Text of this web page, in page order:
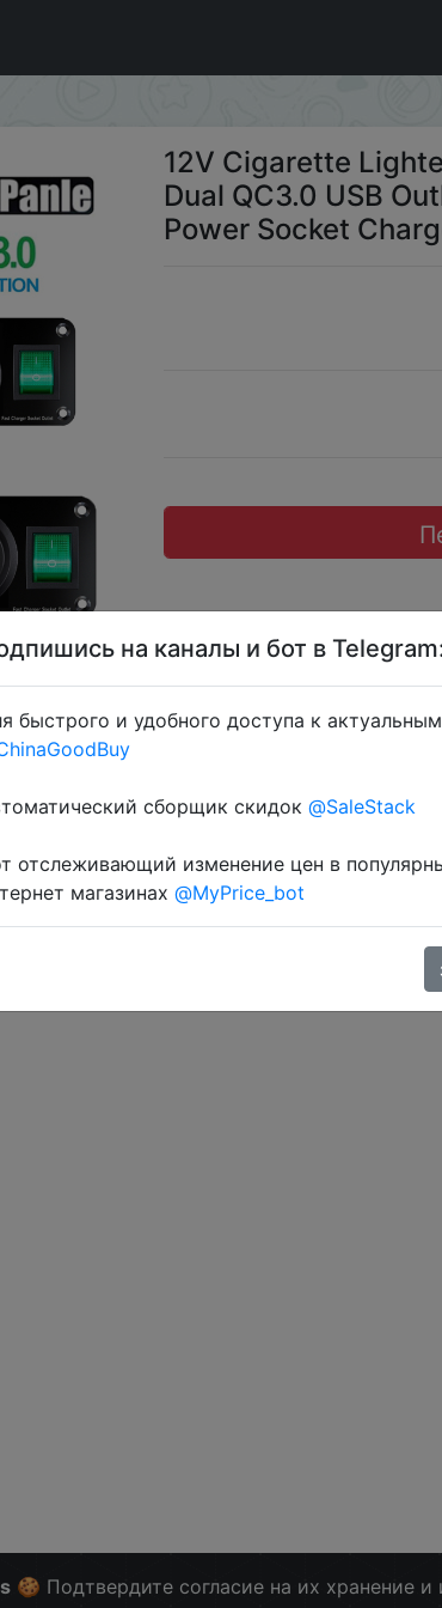
Car Dual QC3.0 USB Outlet Panel for RV
12V Cigarette
Dual QC3.0 USB
Power Socket
+ знижка монетками 605-628 Coins у
🍪 Подтвердите согласие на их хранение и
на каналы и бот в
быстрого и удобного доступа к
сборщик скидок @SaleStack
отслеживающий изменение цен в
магазинах @MyPrice_bot